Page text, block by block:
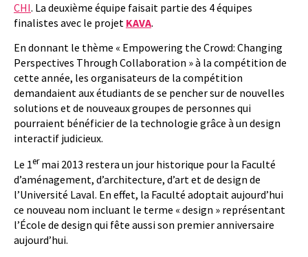
CHI. La deuxième équipe faisait partie des 4 équipes
finalistes avec le projet KAVA.
En donnant le thème « Empowering the Crowd: Changing
Perspectives Through Collaboration » à la compétition de
cette année, les organisateurs de la compétition
demandaient aux étudiants de se pencher sur de nouvelles
solutions et de nouveaux groupes de personnes qui
pourraient bénéficier de la technologie grâce à un design
interactif judicieux.
Le 1ermai 2013 restera un jour historique pour la Faculté
d’aménagement, d’architecture, d’art et de design de
l’Université Laval. En effet, la Faculté adoptait aujourd’hui
ce nouveau nom incluant le terme « design » représentant
l’École de design qui fête aussi son premier anniversaire
aujourd’hui.